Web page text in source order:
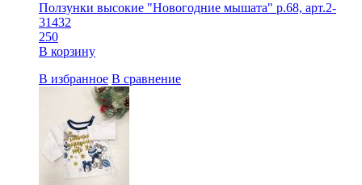
Ползунки высокие "Новогодние мышата" р.68, арт.2-
31432
250
В корзину
В избранное В сравнение